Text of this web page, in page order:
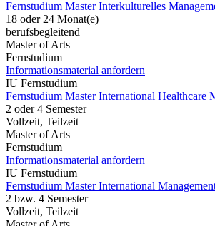
Fernstudium Master Interkulturelles
18 oder 24 Monat(e)
berufsbegleitend
Master of Arts
Fernstudium
Informationsmaterial anfordern
IU Fernstudium
Fernstudium Master International Healthcare
2 oder 4 Semester
Vollzeit, Teilzeit
Master of Arts
Fernstudium
Informationsmaterial anfordern
IU Fernstudium
Fernstudium Master International
2 bzw. 4 Semester
Vollzeit, Teilzeit